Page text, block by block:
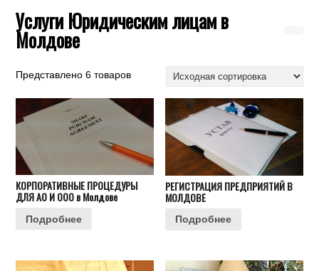
Услуги Юридическим лицам в
Молдове
Представлено 6 товаров
КОРПОРАТИВНЫЕ ПРОЦЕДУРЫ
ДЛЯ АО И ООО в Молдове
Подробнее
РЕГИСТРАЦИЯ ПРЕДПРИЯТИЙ В
МОЛДОВЕ
Подробнее